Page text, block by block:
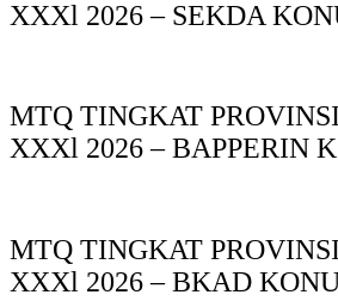
XXXl 2026 – SEKDA
MTQ TINGKAT
XXXl 2026 – BAPPERIN
MTQ TINGKAT
XXXl 2026 – BKAD